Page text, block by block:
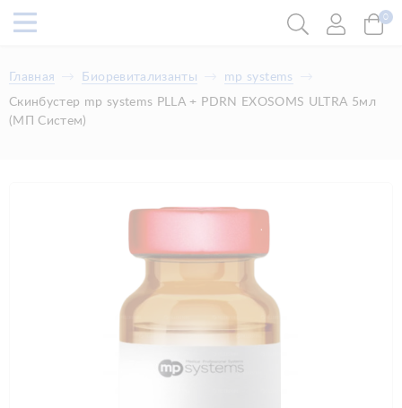
0
Главная Биоревитализанты
mp systems
Скинбустер mp systems PLLA + PDRN EXOSOMS ULTRA 5мл
(МП Систем)